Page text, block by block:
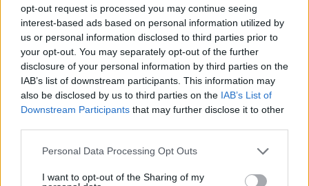
opt-out request is processed you may continue seeing
interest-based ads based on personal information utilized by
us or personal information disclosed to third parties prior to
your opt-out. You may separately opt-out of the further
disclosure of your personal information by third parties on the
IAB’s list of downstream participants. This information may
also be disclosed by us to third parties on the IAB’s List of
Downstream Participants that may further disclose it to other
Personal Data Processing Opt Outs
I want to opt-out of the Sharing of my
CONDIVIDERE:
VALUTARE: